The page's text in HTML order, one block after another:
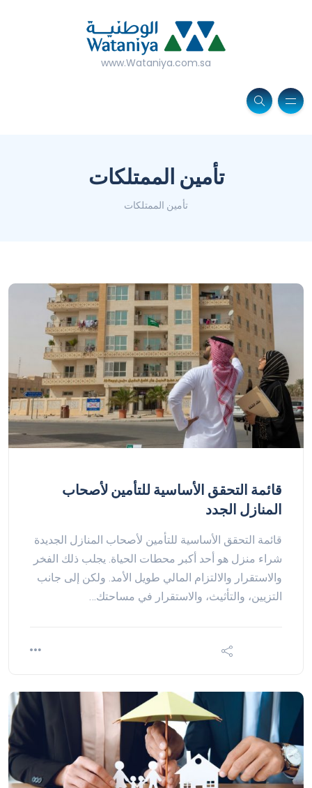
www.Wataniya.com.sa
تأمين الممتلكات
تأمين الممتلكات
قائمة التحقق الأساسية للتأمين لأصحاب
المنازل الجدد
قائمة التحقق الأساسية للتأمين لأصحاب المنازل الجديدة
شراء منزل هو أحد أكبر محطات الحياة. يجلب ذلك الفخر
والاستقرار والالتزام المالي طويل الأمد. ولكن إلى جانب
التزيين، والتأثيث، والاستقرار في مساحتك…